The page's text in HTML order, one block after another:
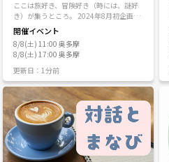
サークルに合わないと判断した場合は、
参加をお断りすることがあります。決し
て個人を否定するものではありませんの
で、ご理解のほどよろしくお願いしま
す。理由に関してはお答えできません。
━━ ━━ ━━ ━━ ━━ ━━ ━━ ≪強制
退会について≫ 他のメンバー様からクレ
ーム等があったメンバー様は、退会して
いただくことがあります。その際の詳細
などについてはお答え致しておりませ
ん。ご了承下さい。 ━━ ━━ ━━ ━━
━━ ━━ ━━ 《ご質問やご相談につい
て》 【質問・問い合わせに行く】ボタン
からお気軽にメールしてください☆彡 で
きるだけ早めに返信いたします。
できる様な時間となるように活動してい
ます😊 禁止事項 ・勧誘・営業行為 ・ナ
ンパ ・その他参加者に迷惑をかける その
様な行為をされた方、また他のイベント
でしていると報告があった場合はイベン
ルのイベント参加ができなくなります。
ここは旅好き、冒険好き（時には、謎好
き）が集うところ。 2024年8月初企画
（オンライン）、9月初リアル企画。 先
日1周年を迎えることができたこと、感謝
です。 ⚫︎ 本サークルは以下メンバーを中
心に運営されています。 ・クリエイター
兼 代表：しん16 ・クリエイター（料理イ
（横浜イベントほか）：クミコ ・クリエ
イター（謎解イベントほか）：Mari ・期
間限定のゲストクリエイターの方 ・ほ
か、いつも支えてくださるみな様 上記ク
リエイターのみなさんはほぼここで出会
った仲間。 そんな仲間がまた増えること
を願っています。 ⚫︎ サークルコンセプト
開催イベント
8/8(土) 11:00 奥多摩
8/8(土) 17:00 奥多摩
更新日：1分前